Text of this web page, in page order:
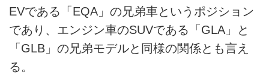
ライフスタイル
テクノロジー
EVである「EQA」の兄弟車というポジション
であり、エンジン車のSUVである「GLA」と
「GLB」の兄弟モデルと同様の関係とも言え
る。